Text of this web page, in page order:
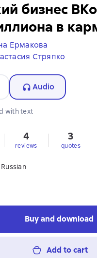
бизнес
в
Ермакова
Стряпко
Audio
with text
4
reviews
3
quotes
Buy and download
Add to cart